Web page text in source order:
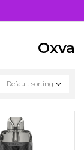
Oxva
Default sorting